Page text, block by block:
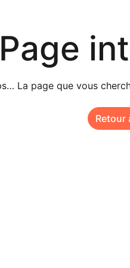
La page que vous
Retour